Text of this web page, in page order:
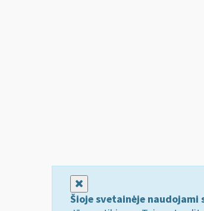
Šioje svetainėje naudojami